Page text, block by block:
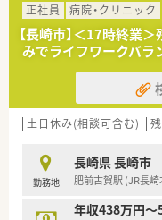
剤師)
■調剤助手は2名、
【募集背景と求める
■体制整備を目的
ます。チームワー
療を提供できる方
正社員
病院・クリニック
【長崎市】＜17時終業
みでライフワークバ
土日休み(相談可含む)
勤務地
長崎県 長崎市
肥前古賀駅 (JR長崎
年収438万円～